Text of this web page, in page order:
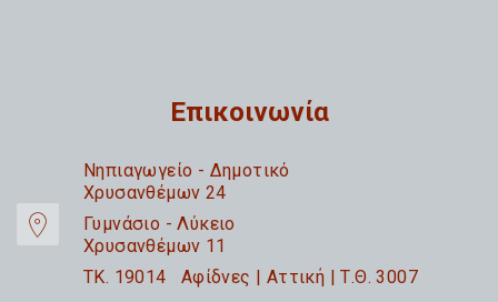
Επικοινωνία
Nηπιαγωγείο - Δημοτικό
Χρυσανθέμων 24
Γυμνάσιο - Λύκειο
Χρυσανθέμων 11
TK. 19014 Αφίδνες | Αττική | Τ.Θ. 3007